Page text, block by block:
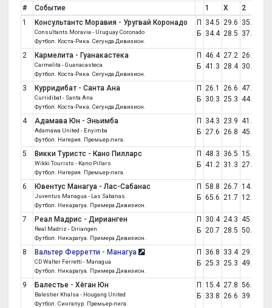
# Событие 1 X 2
1
Консультантс Моравия - Уругвай Коронадо
Consultants Moravia - Uruguay Coronado
Футбол. Коста-Рика. Сегунда Дивизион.
П
Б
34.5
34.4
29.6
28.5
35.9
37.2
2 Кармелита - Гуанакастека
Carmelita - Guanacasteca
Футбол. Коста-Рика. Сегунда Дивизион.
П
Б
46.4
41.3
27.2
28.4
26.4
30.3
3 Курридибат - Санта Ана
Curridibat - Santa Ana
Футбол. Коста-Рика. Сегунда Дивизион.
П
Б
26.1
30.3
26.6
25.3
47.3
44.4
4 Адамава Юн - Эньимба
Adamawa United - Enyimba
Футбол. Нигерия. Премьер-лига.
П
Б
34.3
27.6
23.9
26.8
41.7
45.6
5 Викки Туристс - Кано Пилларс
Wikki Tourists - Kano Pillars
Футбол. Нигерия. Премьер-лига.
П
Б
48.3
41.2
36.5
31.3
15.2
27.5
6 Ювентус Манагуа - Лас-Сабанас
Juventus Managua - Las Sabanas
Футбол. Никарагуа. Примера Дивизион.
П
Б
58.8
65.6
26.7
21.7
14.5
12.7
7 Реал Мадрис - Дирианген
Real Madriz - Diriangen
Футбол. Никарагуа. Примера Дивизион.
П
Б
30.4
20.7
24.3
28.5
45.3
50.7
8 Вальтер Ферретти - Манагуа
CD Walter Ferretti - Managua
Футбол. Никарагуа. Примера Дивизион.
П
Б
36.8
25.3
33.4
25.3
29.8
49.3
9 Балестье - Хёган Юн
Balestier Khalsa - Hougang United
Футбол. Сингапур. Премьер-лига.
П
Б
15.4
33.8
27.8
26.6
56.8
39.6